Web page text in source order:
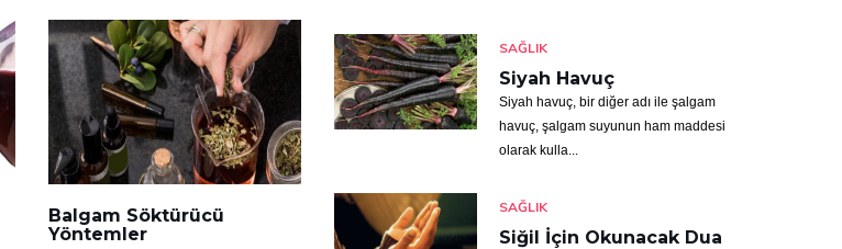
Balgam Söktürücü
Yöntemler
SAĞLIK
Siyah Havuç
Siyah havuç, bir diğer adı ile şalgam
havuç, şalgam suyunun ham maddesi
olarak kulla...
SAĞLIK
Siğil İçin Okunacak Dua